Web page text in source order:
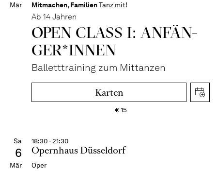
Mär Mitmachen, FamilienTanz mit!
Ab 14 Jahren
OPEN CLASS I: ANFÄN­
GER*IN­NEN
Balletttraining zum Mittanzen
Karten
€15
Sa
6
Mär
18:30 - 21:30
Opernhaus Düsseldorf
Oper